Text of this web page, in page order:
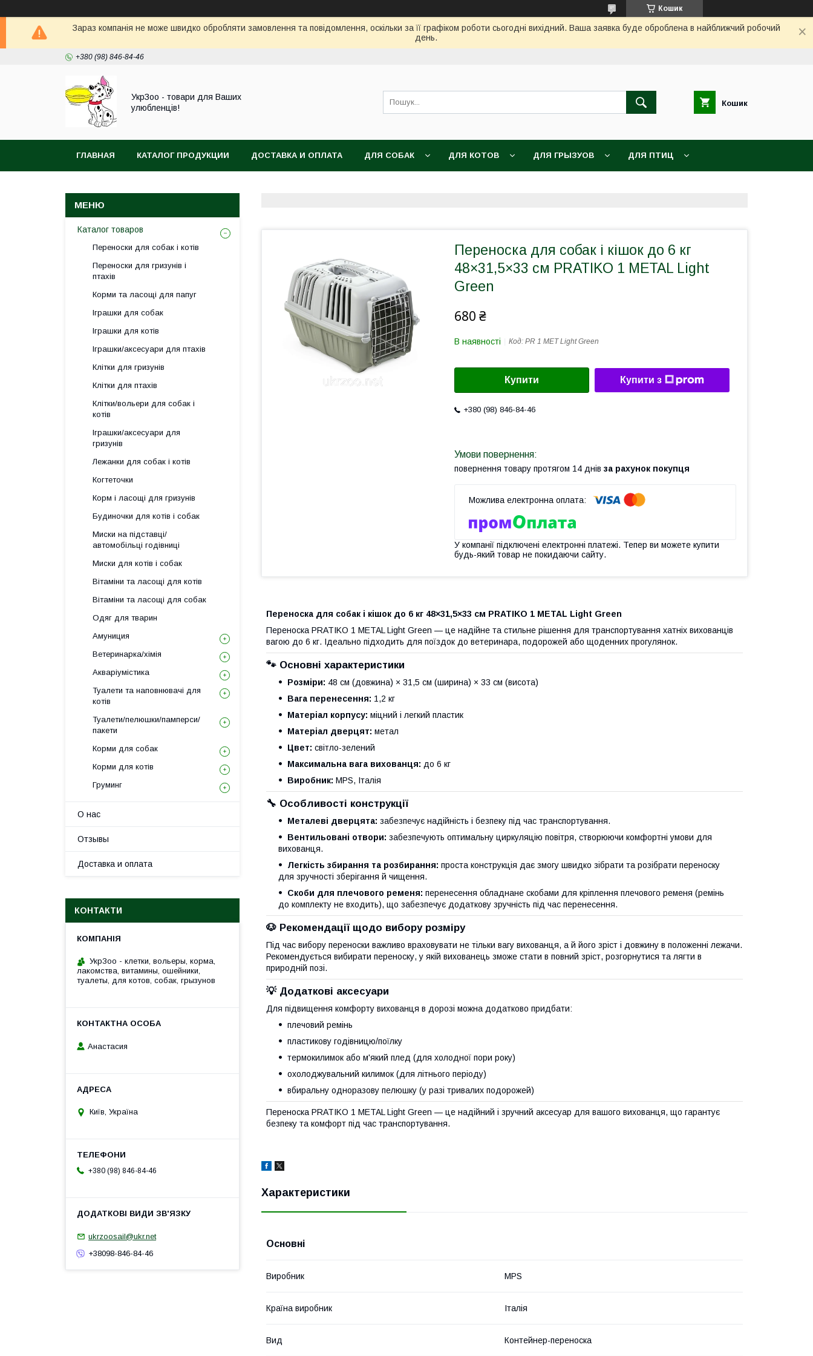
Кошик
Зараз компанія не може швидко обробляти замовлення та повідомлення, оскільки за її графіком роботи сьогодні вихідний. Ваша заявка буде оброблена в найближчий робочий
день.
+380 (98) 846-84-46
УкрЗоо - товари для Ваших
улюбленців!
Кошик
ГЛАВНАЯ КАТАЛОГ ПРОДУКЦИИ ДОСТАВКА И ОПЛАТА ДЛЯ СОБАК ДЛЯ КОТОВ ДЛЯ ГРЫЗУОВ ДЛЯ ПТИЦ
Переноска для собак і кішок до 6 кг
48×31,5×33 см PRATIKO 1 METAL Light
Green
680 ₴
В наявності Код: PR 1 MЕТ Light Green
Купити Купити з
+380 (98) 846-84-46
повернення товару протягом 14 днів за рахунок покупця
У компанії підключені електронні платежі. Тепер ви можете купити
будь-який товар не покидаючи сайту.
Переноска для собак і кішок до 6 кг 48×31,5×33 см PRATIKO 1 METAL Light Green
Переноска PRATIKO 1 METAL Light Green — це надійне та стильне рішення для транспортування хатніх вихованців
вагою до 6 кг. Ідеально підходить для поїздок до ветеринара, подорожей або щоденних прогулянок.
🐾 Основні характеристики
Розміри: 48 см (довжина) × 31,5 см (ширина) × 33 см (висота)
Вага перенесення: 1,2 кг
Матеріал корпусу: міцний і легкий пластик
Матеріал дверцят: метал
Цвет: світло-зелений
Максимальна вага вихованця: до 6 кг
Виробник: MPS, Італія
🔧 Особливості конструкції
Металеві дверцята: забезпечує надійність і безпеку під час транспортування.
Вентильовані отвори: забезпечують оптимальну циркуляцію повітря, створюючи комфортні умови для
вихованця.
Легкість збирання та розбирання: проста конструкція дає змогу швидко зібрати та розібрати переноску
для зручності зберігання й чищення.
Скоби для плечового ременя: перенесення обладнане скобами для кріплення плечового ременя (ремінь
до комплекту не входить), що забезпечує додаткову зручність під час перенесення.
🐶 Рекомендації щодо вибору розміру
Під час вибору переноски важливо враховувати не тільки вагу вихованця, а й його зріст і довжину в положенні лежачи.
Рекомендується вибирати переноску, у якій вихованець зможе стати в повний зріст, розгорнутися та лягти в
природній позі.
💡 Додаткові аксесуари
Для підвищення комфорту вихованця в дорозі можна додатково придбати:
плечовий ремінь
пластикову годівницю/поїлку
термокилимок або м'який плед (для холодної пори року)
охолоджувальний килимок (для літнього періоду)
вбиральну одноразову пелюшку (у разі тривалих подорожей)
Переноска PRATIKO 1 METAL Light Green — це надійний і зручний аксесуар для вашого вихованця, що гарантує
безпеку та комфорт під час транспортування.
Характеристики
Основні
Виробник MPS
Країна виробник Італія
Вид Контейнер-переноска
Каталог товаров
Переноски для собак і котів
Переноски для гризунів і
птахів
Корми та ласощі для папуг
Іграшки для собак
Іграшки для котів
Іграшки/аксесуари для птахів
Клітки для гризунів
Клітки для птахів
Клітки/вольери для собак і
котів
Іграшки/аксесуари для
гризунів
Лежанки для собак і котів
Когтеточки
Корм і ласощі для гризунів
Будиночки для котів і собак
Миски на підставці/
автомобільці годівниці
Миски для котів і собак
Вітаміни та ласощі для котів
Вітаміни та ласощі для собак
Одяг для тварин
Амуниция
Ветеринарка/хімія
Акваріумістика
Туалети та наповнювачі для
котів
Туалети/пелюшки/памперси/
пакети
Корми для собак
Корми для котів
Груминг
О нас
Отзывы
Доставка и оплата
КОНТАКТИ
УкрЗоо - клетки, вольеры, корма,
лакомства, витамины, ошейники,
туалеты, для котов, собак, грызунов
Анастасия
Київ, Україна
+380 (98) 846-84-46
ukrzoosail@ukr.net
+38098-846-84-46